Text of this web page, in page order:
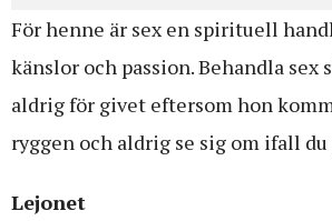
För henne är sex en spirituell
känslor och passion. Behandla sex
aldrig för givet eftersom hon
ryggen och aldrig se sig om ifall du
Lejonet